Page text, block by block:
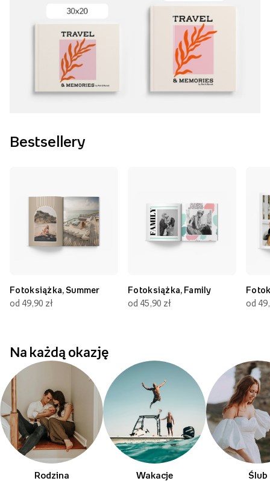
Bestsellery
Fotoksiążka, Summer
od 49,90 zł
Fotoksiążka, Family
od 45,90 zł
od
Na każdą okazję
Rodzina Wakacje Ślub